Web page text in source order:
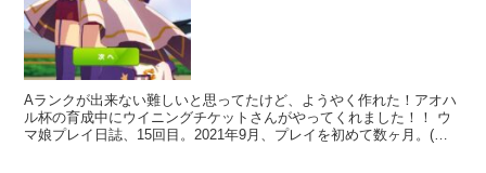
Aランクが出来ない難しいと思ってたけど、ようやく作れた！アオハ
ル杯の育成中にウイニングチケットさんがやってくれました！！ ウ
マ娘プレイ日誌、15回目。2021年9月、プレイを初めて数ヶ月。(＾ω